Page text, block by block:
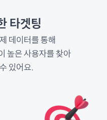
타겟팅
데이터를 통해
높은 사용자를 찾아
있어요.